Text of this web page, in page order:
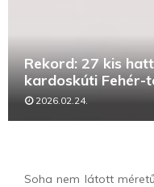
Rekord: 27 kis
kardoskúti Fehér-
2026.02.24.
Soha nem látott